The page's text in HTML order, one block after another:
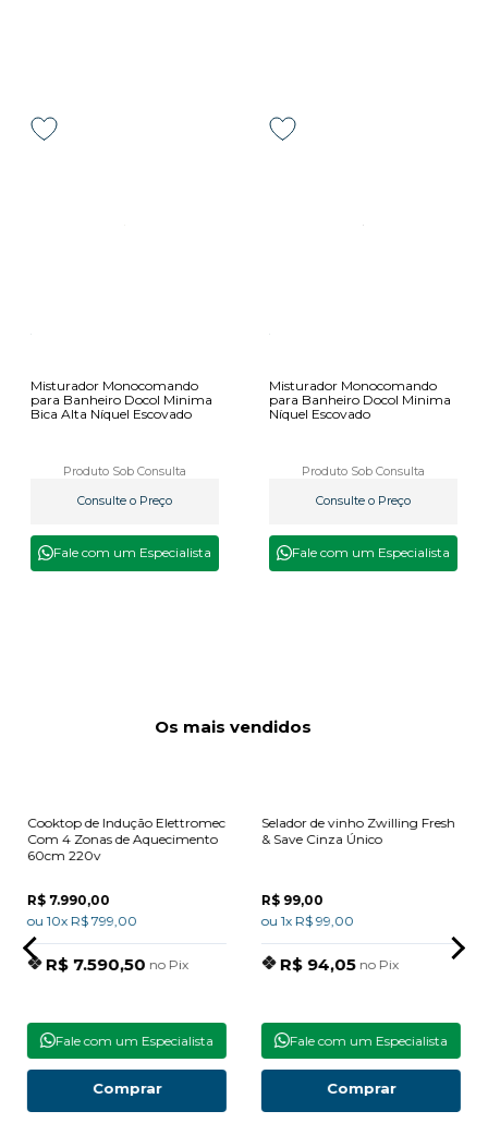
Misturador Monocomando
para Banheiro Docol Minima
Bica Alta Níquel Escovado
Produto Sob Consulta
Consulte o Preço
Fale com um Especialista
Misturador Monocomando
para Banheiro Docol Minima
Níquel Escovado
Produto Sob Consulta
Consulte o Preço
Fale com um Especialista
Os mais vendidos
Cooktop de Indução Elettromec
Com 4 Zonas de Aquecimento
60cm 220v
R$ 7.990,00
ou 10x R$ 799,00
R$ 7.590,50 no Pix
Fale com um Especialista
Comprar
Selador de vinho Zwilling Fresh
& Save Cinza Único
R$ 99,00
ou 1x R$ 99,00
R$ 94,05 no Pix
Fale com um Especialista
Comprar